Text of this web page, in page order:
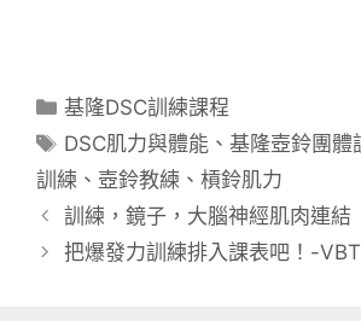
分
類
基隆DSC訓練課程
標
籤
DSC肌力與體能 、基隆壺鈴團體
訓練 、 壺鈴教練 、 槓鈴肌力
訓練，鏡子，大腦神經肌肉連結
把爆發力訓練排入課表吧！-VBT